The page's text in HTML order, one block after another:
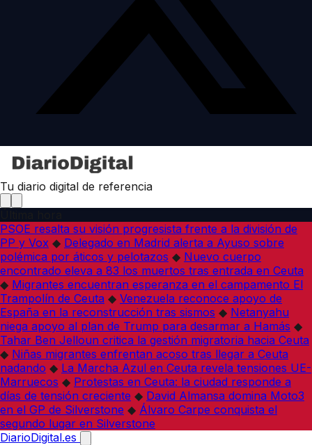
Tu diario digital de referencia
PSOE resalta su visión progresista frente a la división de
PP y Vox ◆ Delegado en Madrid alerta a Ayuso sobre
polémica por áticos y pelotazos ◆ Nuevo cuerpo
encontrado eleva a 83 los muertos tras entrada en Ceuta
◆ Migrantes encuentran esperanza en el campamento El
Trampolín de Ceuta ◆ Venezuela reconoce apoyo de
España en la reconstrucción tras sismos ◆ Netanyahu
niega apoyo al plan de Trump para desarmar a Hamás ◆
Tahar Ben Jelloun critica la gestión migratoria hacia Ceuta
◆ Niñas migrantes enfrentan acoso tras llegar a Ceuta
nadando ◆ La Marcha Azul en Ceuta revela tensiones UE-
Marruecos ◆ Protestas en Ceuta: la ciudad responde a
días de tensión creciente ◆ David Almansa domina Moto3
en el GP de Silverstone ◆ Álvaro Carpe conquista el
segundo lugar en Silverstone
DiarioDigital.es